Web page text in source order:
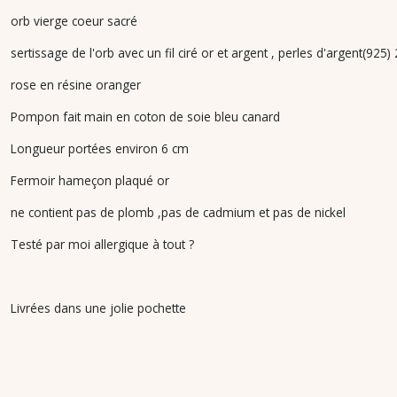
orb vierge coeur sacré
sertissage de l'orb avec un fil ciré or et argent , perles d'argent(925)
rose en résine oranger
Pompon fait main en coton de soie bleu canard
Longueur portées environ 6 cm
Fermoir hameçon plaqué or
ne contient pas de plomb ,pas de cadmium et pas de nickel
Testé par moi allergique à tout ?
Livrées dans une jolie pochette